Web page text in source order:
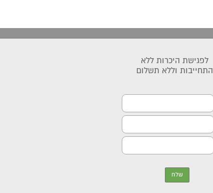
לפגישת היכרות ללא
התחייבות וללא תשלום